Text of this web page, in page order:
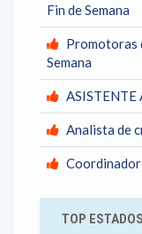
Fin de Semana
Promotoras
Semana
Analista de
TOP ESTADOS